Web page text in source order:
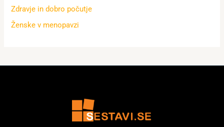
Zdravje in dobro počutje
Ženske v menopavzi